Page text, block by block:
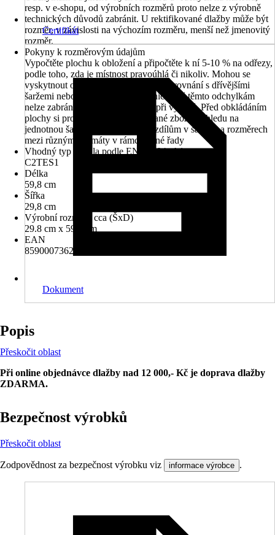
resp. v e-shopu, od výrobních rozměrů proto nelze z výrobně
technických důvodů zabránit. U rektifikované dlažby může být
rozměr, v závislosti na výchozím rozměru, menší než jmenovitý
rozměr.
Pokyny k rozměrovým údajům
Vypočtěte plochu k obložení a připočtěte k ní 5-10 % na odřezy,
podle toho, zda je místnost pravoúhlá či nikoliv. Mohou se
vyskytnout odchylky v barevnosti ve srovnání s dřívějšími
šaržemi nebo vzorky z prodejny, nicméně těmto odchylkám
nelze zabránit, jelikož vznikají již při výrobě. Před obkládáním
plochy si prosím zkontrolujte dodané zboží v ohledu na
jednotnou šarži. Nelze zabránit rozdílům v šaržích a rozměrech
mezi různými formáty v rámci jedné řady
Vhodný typ lepidla podle EN 12004+A1
C2TES1
Délka
59,8 cm
Šířka
29,8 cm
Výrobní rozměry cca (ŠxD)
29.8 cm x 59.8 cm
EAN
8590007362604
Certifikát
Dokument
Popis
Přeskočit oblast
Při online objednávce dlažby nad 12 000,- Kč je doprava dlažby
ZDARMA.
Bezpečnost výrobků
Přeskočit oblast
Zodpovědnost za bezpečnost výrobku viz informace výrobce .